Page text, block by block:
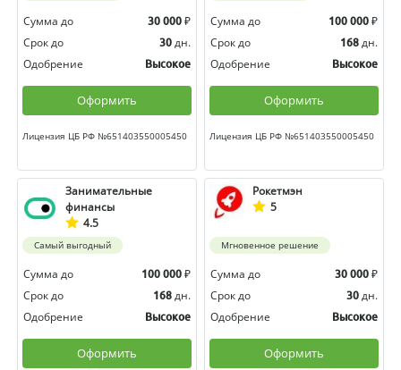
Сумма до 30 000 ₽
Срок до
30 дн.
Одобрение
Высокое
Оформить
Лицензия ЦБ РФ №651403550005450
Сумма до 100 000 ₽
Срок до
168 дн.
Одобрение
Высокое
Оформить
Лицензия ЦБ РФ №651403550005450
Занимательные
финансы
4.5
Самый выгодный
Сумма до 100 000 ₽
Срок до
168 дн.
Одобрение
Высокое
Оформить
Рокетмэн
5
Мгновенное решение
Сумма до 30 000 ₽
Срок до
30 дн.
Одобрение
Высокое
Оформить